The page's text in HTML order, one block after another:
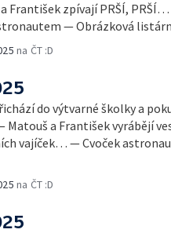
František zpívají PRŠÍ,
— Obrázková
na ČT :D
do výtvarné školky a
a František vyrábějí
vajíček… — Cvoček
na ČT :D